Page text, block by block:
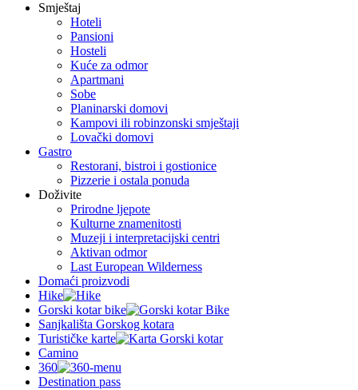
Smještaj
Hoteli
Pansioni
Hosteli
Kuće za odmor
Apartmani
Sobe
Planinarski domovi
Kampovi ili robinzonski smještaji
Lovački domovi
Gastro
Restorani, bistroi i gostionice
Pizzerie i ostala ponuda
Doživite
Prirodne ljepote
Kulturne znamenitosti
Muzeji i interpretacijski centri
Aktivan odmor
Last European Wilderness
Domaći proizvodi
Hike
Gorski kotar bike
Sanjkališta Gorskog kotara
Turističke karte
Camino
360
Destination pass